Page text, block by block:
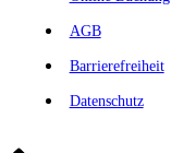
AGB
Barrierefreiheit
Datenschutz